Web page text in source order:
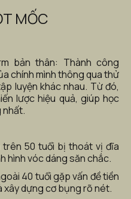
MỐC
bản thân: Thành công
chính mình thông qua thử
luyện khác nhau. Từ đó,
lược hiệu quả, giúp học
nhất.
trên 50 tuổi bị thoát vị đĩa
hình vóc dáng săn chắc.
40 tuổi gặp vấn đề tiền
xây dựng cơ bụng rõ nét.